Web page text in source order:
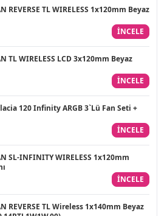
REVERSE TL WIRELESS 1x120mm Beyaz
INCELE
TL WIRELESS LCD 3x120mm Beyaz
INCELE
120 Infinity ARGB 3`Lü Fan Seti +
INCELE
SL-INFINITY WIRELESS 1x120mm
INCELE
REVERSE TL Wireless 1x140mm Beyaz